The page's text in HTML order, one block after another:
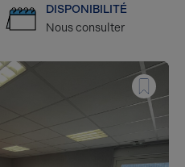
DISPONIBILITÉ
Nous consulter